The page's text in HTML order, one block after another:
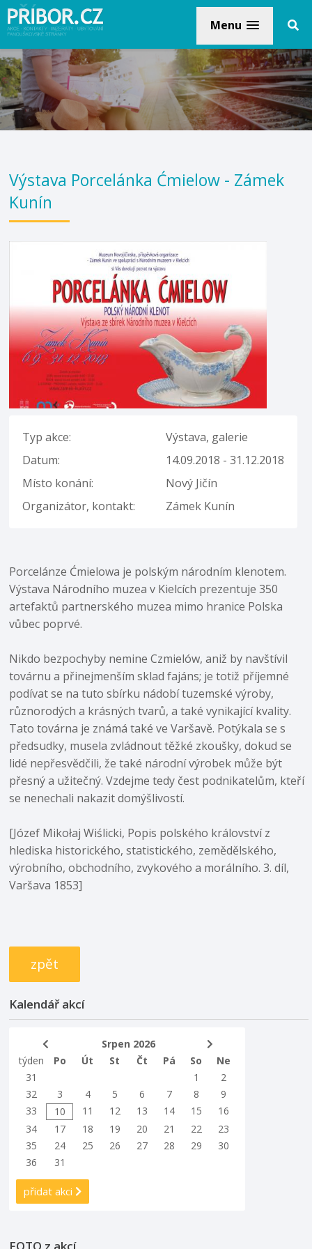
Menu
Výstava Porcelánka Ćmielow - Zámek
Kunín
Typ akce:
Výstava, galerie
Datum:
14.09.2018 - 31.12.2018
Místo konání:
Nový Jičín
Organizátor, kontakt:
Zámek Kunín
Porcelánze Ćmielowa je polským národním klenotem.
Výstava Národního muzea v Kielcích prezentuje 350
artefaktů partnerského muzea mimo hranice Polska
vůbec poprvé.
Nikdo bezpochyby nemine Czmielów, aniž by navštívil
továrnu a přinejmenším sklad fajáns; je totiž příjemné
podívat se na tuto sbírku nádobí tuzemské výroby,
různorodých a krásných tvarů, a také vynikající kvality.
Tato továrna je známá také ve Varšavě. Potýkala se s
předsudky, musela zvládnout těžké zkoušky, dokud se
lidé nepřesvědčili, že také národní výrobek může být
přesný a užitečný. Vzdejme tedy čest podnikatelům, kteří
se nenechali nakazit domýšlivostí.
[Józef Mikołaj Wiślicki, Popis polského království z
hlediska historického, statistického, zemědělského,
výrobního, obchodního, zvykového a morálního. 3. díl,
Varšava 1853]
zpět
Kalendář akcí
Srpen 2026
týden
Po Út St Čt Pá So
Ne
31
1
2
32
3 4 5 6 7 8
9
33
10 11 12 13 14 15
16
34
17 18 19 20 21 22
23
35
24 25 26 27 28 29
30
36
31
přidat akci
FOTO z akcí